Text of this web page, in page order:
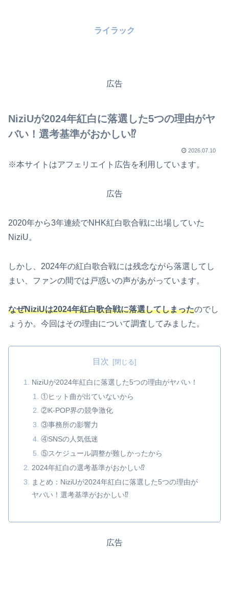
ライラック
広告
NiziUが2024年紅白に落選した5つの理由がヤ
バい！選考基準がおかしい⁉
2026.07.10
※本サイトはアフェリエイト広告を利用しています。
広告
2020年から3年連続でNHK紅白歌合戦に出場していた
NiziU。
しかし、2024年の紅白歌合戦には残念ながら落選してし
まい、ファンの間では戸惑いの声があがっています。
なぜNiziUは2024年紅白歌合戦に落選してしまったのでし
ょうか。今回はその理由について調査してみました。
目次
NiziUが2024年紅白に落選した5つの理由がヤバい！
①ヒット曲が出ていないから
②K-POP界の競争激化
③事務所の影響力
④SNSの人気低迷
⑤スケジュール調整が難しかったから
2024年紅白の選考基準がおかしい⁉
まとめ：NiziUが2024年紅白に落選した5つの理由が
ヤバい！選考基準がおかしい⁉
広告